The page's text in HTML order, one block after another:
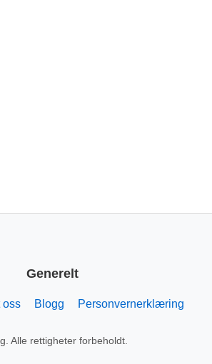
Generelt
oss Blogg Personvernerklæring
Alle rettigheter forbeholdt.